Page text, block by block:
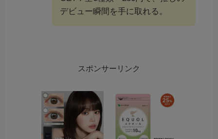
デビュー瞬間を手に取れる。
スポンサーリンク